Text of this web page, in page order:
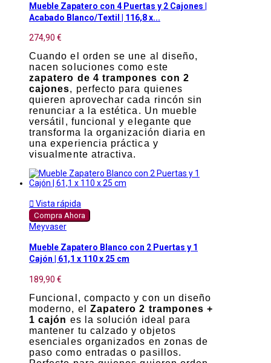
Mueble Zapatero con 4 Puertas y 2 Cajones |
Acabado Blanco/Textil | 116,8 x...
274,90 €
Cuando el orden se une al diseño,
nacen soluciones como este
zapatero de 4 trampones con 2
cajones, perfecto para quienes
quieren aprovechar cada rincón sin
renunciar a la estética. Un mueble
versátil, funcional y elegante que
transforma la organización diaria en
una experiencia práctica y
visualmente atractiva.
 Vista rápida
Compra Ahora
Meyvaser
Mueble Zapatero Blanco con 2 Puertas y 1
Cajón | 61,1 x 110 x 25 cm
189,90 €
Funcional, compacto y con un diseño
moderno, el Zapatero 2 trampones +
1 cajón es la solución ideal para
mantener tu calzado y objetos
esenciales organizados en zonas de
paso como entradas o pasillos.